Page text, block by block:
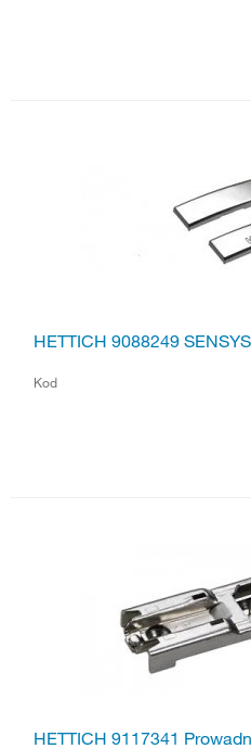
HETTICH 9088249
Kod
HETTICH 9117341